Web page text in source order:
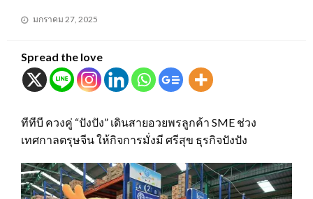
Posted
มกราคม 27, 2025
Spread the love
ทีทีบี ควงคู่ “ปังปัง” เดินสายอวยพรลูกค้า SME ช่วง
เทศกาลตรุษจีน ให้กิจการมั่งมี ศรีสุข ธุรกิจปังปัง